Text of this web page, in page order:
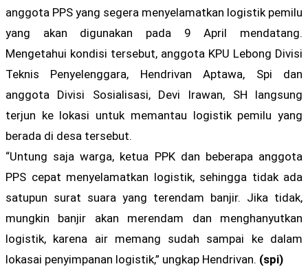
anggota PPS yang segera menyelamatkan logistik pemilu
yang akan digunakan pada 9 April mendatang.
Mengetahui kondisi tersebut, anggota KPU Lebong Divisi
Teknis Penyelenggara, Hendrivan Aptawa, Spi dan
anggota Divisi Sosialisasi, Devi Irawan, SH langsung
terjun ke lokasi untuk memantau logistik pemilu yang
berada di desa tersebut.
“Untung saja warga, ketua PPK dan beberapa anggota
PPS cepat menyelamatkan logistik, sehingga tidak ada
satupun surat suara yang terendam banjir. Jika tidak,
mungkin banjir akan merendam dan menghanyutkan
logistik, karena air memang sudah sampai ke dalam
lokasai penyimpanan logistik,” ungkap Hendrivan. (spi)